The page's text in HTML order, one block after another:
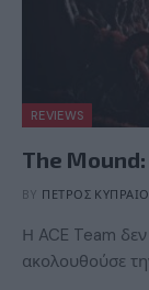
REVIEWS
The
BY ΠΈΤΡΟΣ
Η ACE Team
ακολουθούσε